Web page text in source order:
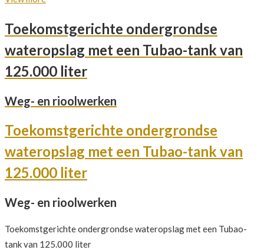
Toekomstgerichte ondergrondse
wateropslag met een Tubao-tank van
125.000 liter
Weg- en rioolwerken
Toekomstgerichte ondergrondse
wateropslag met een Tubao-tank van
125.000 liter
Weg- en rioolwerken
Toekomstgerichte ondergrondse wateropslag met een Tubao-
tank van 125.000 liter